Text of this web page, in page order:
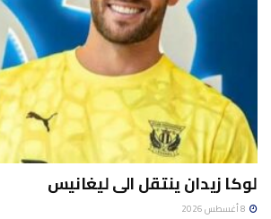
لوكا زيدان ينتقل الى ليغانيس